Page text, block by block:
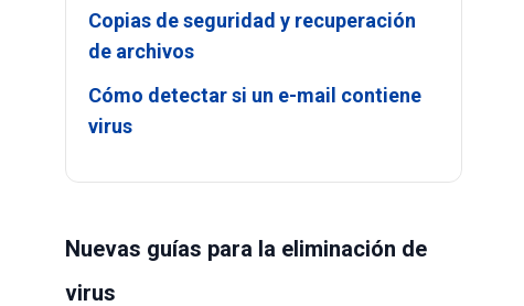
Copias de seguridad y recuperación
de archivos
Cómo detectar si un e-mail contiene
virus
Nuevas guías para la eliminación de
virus